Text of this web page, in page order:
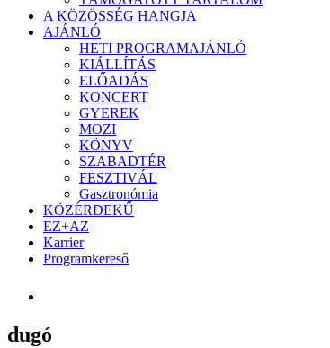
A KÖZÖSSÉG HANGJA
AJÁNLÓ
HETI PROGRAMAJÁNLÓ
KIÁLLÍTÁS
ELŐADÁS
KONCERT
GYEREK
MOZI
KÖNYV
SZABADTÉR
FESZTIVÁL
Gasztronómia
KÖZÉRDEKŰ
EZ+AZ
Karrier
Programkereső
dugó